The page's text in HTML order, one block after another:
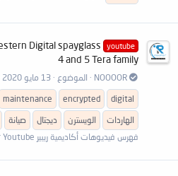
youtube
Digital spayglass
4 and 5 Tera family
NOOOOR الموضوع 13 مايو 2020
digital
encrypted
maintenance
الهاردات
الويسترن ديجتال صيانة
فهرس فيديوهات أكاديمية ريبير iReepair Youtube